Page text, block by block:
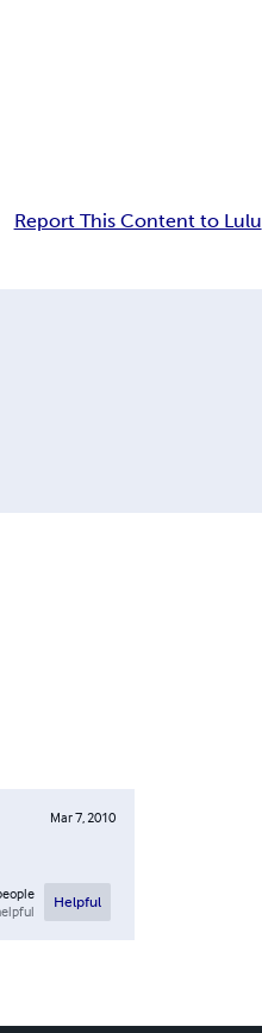
Report This Content to Lulu
Mar 7, 2010
Helpful